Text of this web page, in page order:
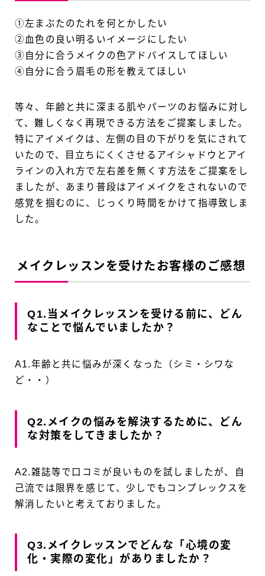
①左まぶたのたれを何とかしたい
②血色の良い明るいイメージにしたい
③自分に合うメイクの色アドバイスしてほしい
④自分に合う眉毛の形を教えてほしい
等々、年齢と共に深まる肌やパーツのお悩みに対し
て、難しくなく再現できる方法をご提案しました。
特にアイメイクは、左側の目の下がりを気にされて
いたので、目立ちにくくさせるアイシャドウとアイ
ラインの入れ方で左右差を無くす方法をご提案をし
ましたが、あまり普段はアイメイクをされないので
感覚を掴むのに、じっくり時間をかけて指導致しま
した。
メイクレッスンを受けたお客様のご感想
Q1.当メイクレッスンを受ける前に、どん
なことで悩んでいましたか？
A1.年齢と共に悩みが深くなった（シミ・シワな
ど・・）
Q2.メイクの悩みを解決するために、どん
な対策をしてきましたか？
A2.雑誌等で口コミが良いものを試しましたが、自
己流では限界を感じて、少しでもコンプレックスを
解消したいと考えておりました。
Q3.メイクレッスンでどんな「心境の変
化・実際の変化」がありましたか？